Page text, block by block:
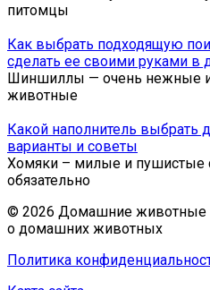
питомцы
Как выбрать подходящую
сделать ее своими руками в
Шиншиллы — очень нежные
животные
Какой наполнитель выбрать
варианты и советы
Хомяки – милые и пушистые
обязательно
© 2026 Домашние животные
о домашних животных
Политика